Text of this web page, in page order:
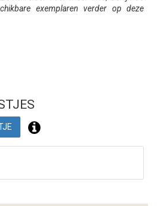
exemplaren verder op deze